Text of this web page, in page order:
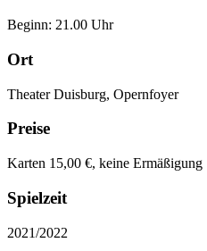
Beginn: 21.00 Uhr
Ort
Theater Duisburg, Opernfoyer
Preise
Karten 15,00 €, keine Ermäßigung
Spielzeit
2021/2022